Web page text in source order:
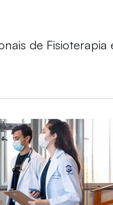
de Fisioterapia